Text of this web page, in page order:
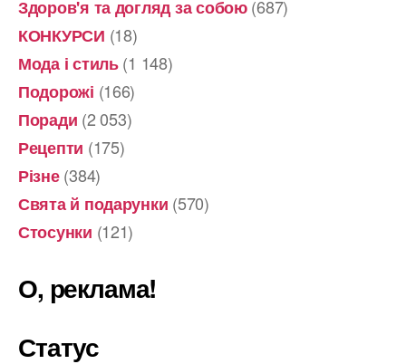
Здоров'я та догляд за собою(687)
КОНКУРСИ (18)
Мода і стиль(1 148)
Подорожі (166)
Поради (2 053)
Рецепти (175)
Різне(384)
Свята й подарунки (570)
Стосунки (121)
О, реклама!
Статус